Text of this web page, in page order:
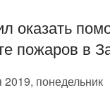
оказать
пожаров в
2019, понедельник